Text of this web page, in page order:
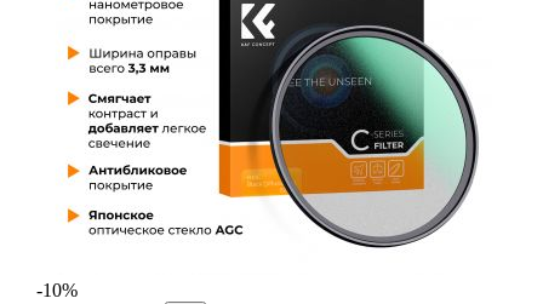
-10%